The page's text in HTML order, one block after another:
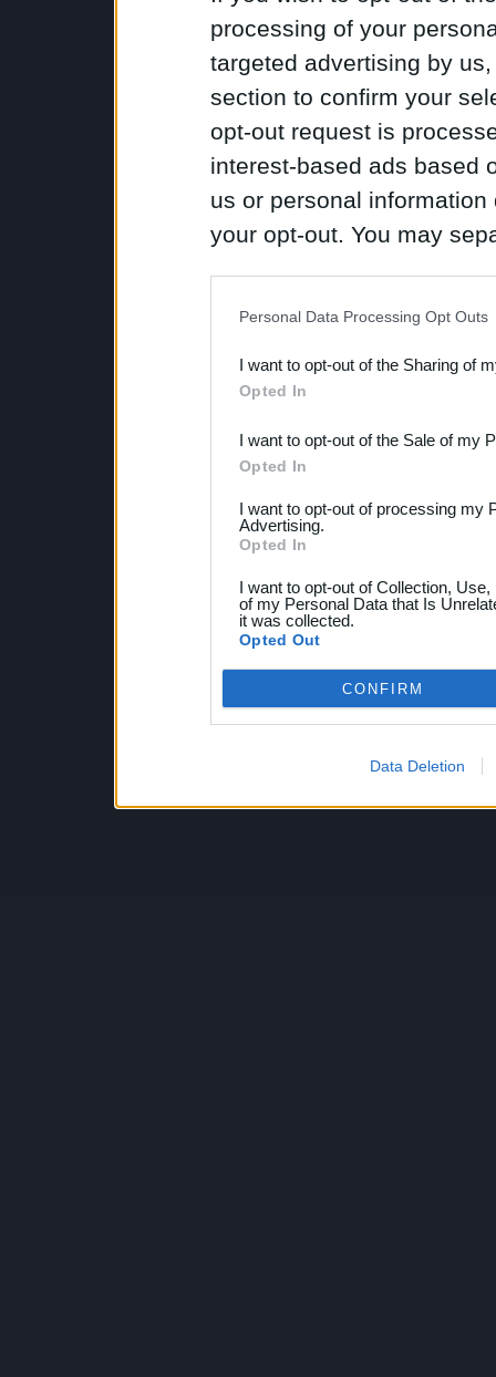
processing of your
targeted advertising by
section to confirm your
opt-out request is
interest-based ads based
us or personal
your opt-out. You may
Downstream Participants
third parties.
Personal Data Processing Opt Outs
I want to opt-out of the Sharing of
Opted In
I want to opt-out of the Sale of my
Opted In
I want to opt-out of processing my
Advertising.
Opted In
I want to opt-out of Collection,
of my Personal Data that Is
it was collected.
Opted Out
CONFIRM
Data Deletion